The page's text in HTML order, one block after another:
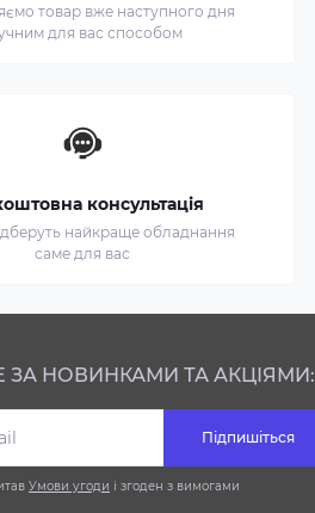
товар вже наступного дня
для вас способом
консультація
найкраще обладнання
саме для вас
ЗА НОВИНКАМИ ТА АКЦІЯМИ:
Підпишіться
Умови угоди і згоден з вимогами